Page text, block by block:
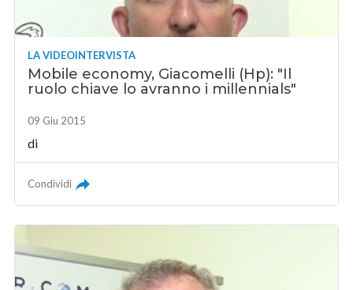
LA VIDEOINTERVISTA
Mobile economy, Giacomelli (Hp): "Il
ruolo chiave lo avranno i millennials"
09 Giu 2015
di
Condividi